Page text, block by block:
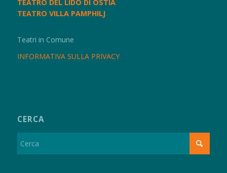
TEATRO DEL LIDO DI OSTIA
TEATRO VILLA PAMPHILJ
Teatri in Comune
INFORMATIVA SULLA PRIVACY
CERCA